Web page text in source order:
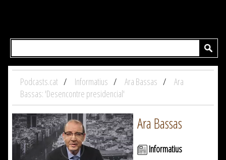
Podcasts.cat Informatius Ara Bassas
Ara
Bassas: 'Desencontre presidencial'
Ara Bassas
Informatius